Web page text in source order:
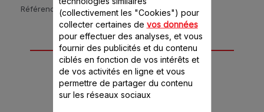
Référence : QA5101CH
12 accessoire(s) pour
ce produit
(collectivement les "Cookies") pour
collecter certaines de vos données
pour effectuer des analyses, et vous
fournir des publicités et du contenu
ciblés en fonction de vos intérêts et
de vos activités en ligne et vous
permettre de partager du contenu
sur les réseaux sociaux